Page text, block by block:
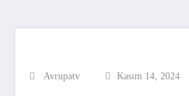
Avrupatv Kasım 14, 2024